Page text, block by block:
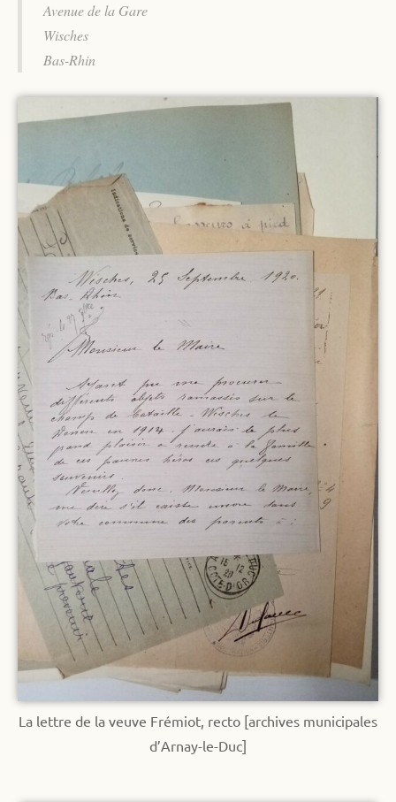
Avenue de la Gare
Wisches
Bas-Rhin
La lettre de la veuve Frémiot, recto [archives municipales
d’Arnay-le-Duc]